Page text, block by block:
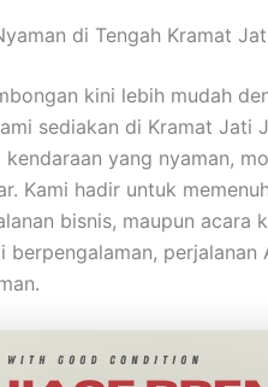
di Tengah Kramat
kini lebih mudah
sediakan di Kramat Jati
yang nyaman,
Kami hadir untuk
bisnis, maupun acara
perjalanan